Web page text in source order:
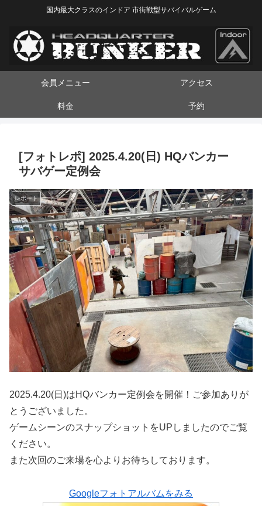
国内最大クラスのインドア 市街戦型サバイバルゲーム
会員メニュー アクセス
料金 予約
[フォトレポ] 2025.4.20(日) HQバンカー
サバゲー定例会
レポート
2025.4.20(日)はHQバンカー定例会を開催！ご参加ありが
とうございました。
ゲームシーンのスナップショットをUPしましたのでご覧
ください。
また次回のご来場を心よりお待ちしております。
Googleフォトアルバムをみる